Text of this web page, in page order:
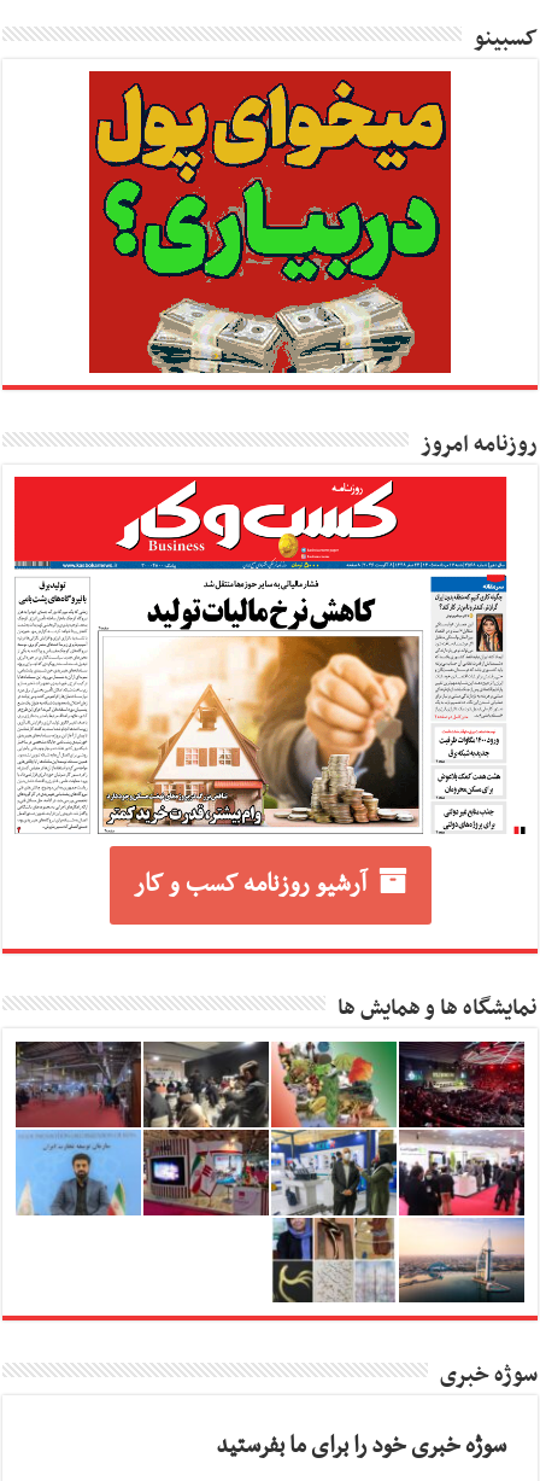
کسبینو
روزنامه امروز
آرشیو روزنامه کسب و کار
نمایشگاه ها و همایش ها
سوژه خبری
سوژه خبری خود را برای ما بفرستید